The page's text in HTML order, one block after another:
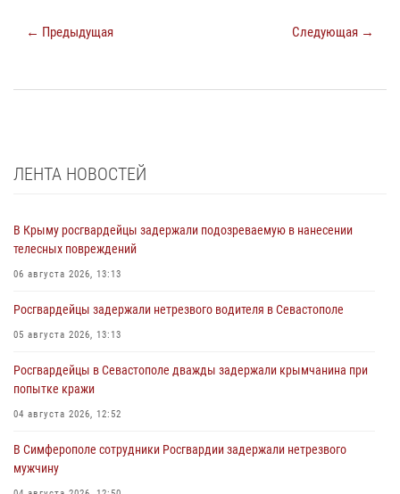
← Предыдущая Следующая →
ЛЕНТА НОВОСТЕЙ
В Крыму росгвардейцы задержали подозреваемую в нанесении
телесных повреждений
06 августа 2026, 13:13
Росгвардейцы задержали нетрезвого водителя в Севастополе
05 августа 2026, 13:13
Росгвардейцы в Севастополе дважды задержали крымчанина при
попытке кражи
04 августа 2026, 12:52
В Симферополе сотрудники Росгвардии задержали нетрезвого
мужчину